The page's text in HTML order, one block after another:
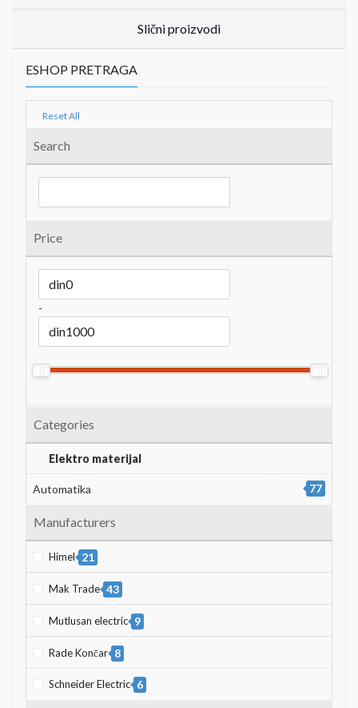
Slični proizvodi
ESHOP PRETRAGA
Reset All
Search
Price
-
Categories
Elektro materijal
Automatika 77
Manufacturers
Himel 21
Mak Trade 43
Mutlusan electric 9
Rade Končar 8
Schneider Electric 6